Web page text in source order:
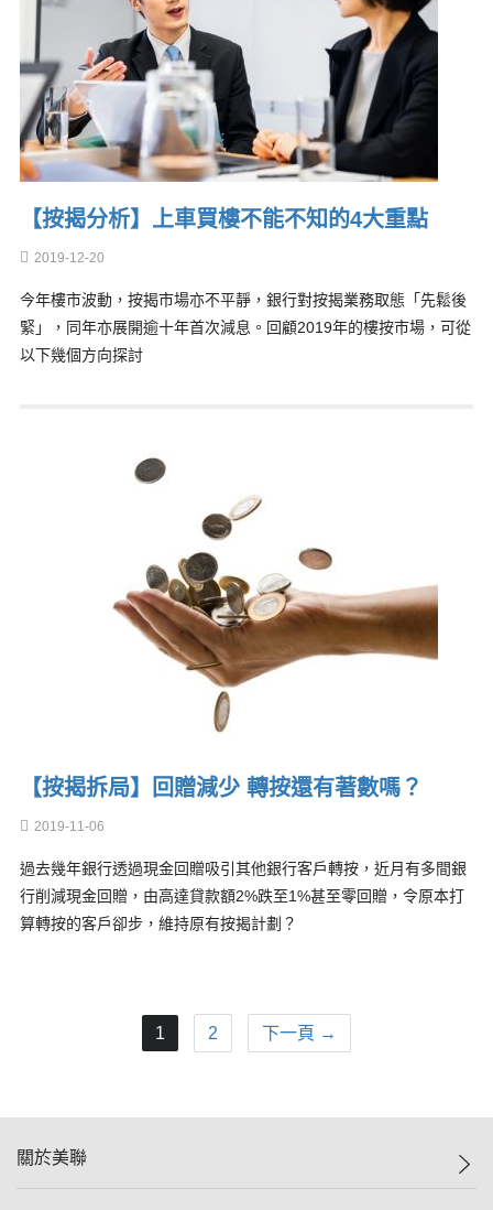
【按揭分析】上車買樓不能不知的4大重點
2019-12-20
今年樓市波動，按揭市場亦不平靜，銀行對按揭業務取態「先鬆後
緊」，同年亦展開逾十年首次減息。回顧2019年的樓按市場，可從
以下幾個方向探討
【按揭拆局】回贈減少 轉按還有著數嗎？
2019-11-06
過去幾年銀行透過現金回贈吸引其他銀行客戶轉按，近月有多間銀
行削減現金回贈，由高達貸款額2%跌至1%甚至零回贈，令原本打
算轉按的客戶卻步，維持原有按揭計劃？
1 2 下一頁 →
關於美聯